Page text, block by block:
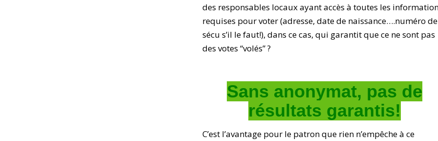
des responsables locaux ayant accès à toutes les
requises pour voter (adresse, date de naissance….numéro de
sécu s’il le faut!), dans ce cas, qui garantit que ce ne sont pas
des votes “volés” ?
Sans anonymat, pas de
résultats garantis!
C’est l’avantage pour le patron que rien n’empêche à ce